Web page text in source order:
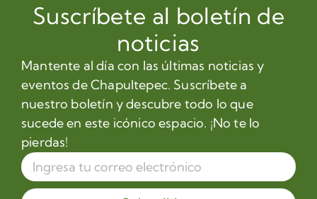
Suscríbete al boletín de
noticias
Mantente al día con las últimas noticias y
eventos de Chapultepec. Suscríbete a
nuestro boletín y descubre todo lo que
sucede en este icónico espacio. ¡No te lo
pierdas!